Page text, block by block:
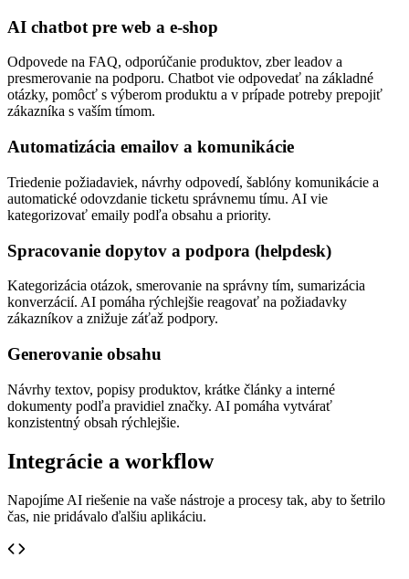
AI chatbot pre web a e-shop
Odpovede na FAQ, odporúčanie produktov, zber leadov a
presmerovanie na podporu. Chatbot vie odpovedať na základné
otázky, pomôcť s výberom produktu a v prípade potreby prepojiť
zákazníka s vaším tímom.
Automatizácia emailov a komunikácie
Triedenie požiadaviek, návrhy odpovedí, šablóny komunikácie a
automatické odovzdanie ticketu správnemu tímu. AI vie
kategorizovať emaily podľa obsahu a priority.
Spracovanie dopytov a podpora (helpdesk)
Kategorizácia otázok, smerovanie na správny tím, sumarizácia
konverzácií. AI pomáha rýchlejšie reagovať na požiadavky
zákazníkov a znižuje záťaž podpory.
Generovanie obsahu
Návrhy textov, popisy produktov, krátke články a interné
dokumenty podľa pravidiel značky. AI pomáha vytvárať
konzistentný obsah rýchlejšie.
Integrácie a workflow
Napojíme AI riešenie na vaše nástroje a procesy tak, aby to šetrilo
čas, nie pridávalo ďalšiu aplikáciu.